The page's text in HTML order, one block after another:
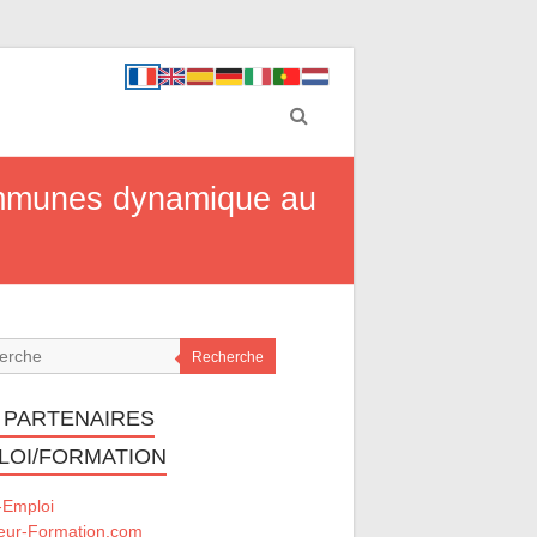
dynamique au
Recherche
FORMATION
Formation.com